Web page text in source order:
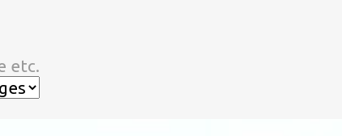
etc.